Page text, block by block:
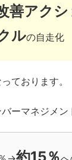
善アクシ
ルの自走化
ております。
ーマネジメン